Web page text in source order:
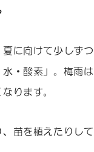
に向けて少しず
・酸素」。梅雨
ります。
苗を植えたりし